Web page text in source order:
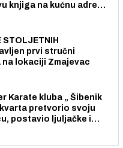
knjiga na kućnu adresu
STOLJETNIH
prvi stručni
lokaciji Zmajevac
Karate kluba „ Šibenik
kvarta pretvorio svoju
postavio ljuljačke i